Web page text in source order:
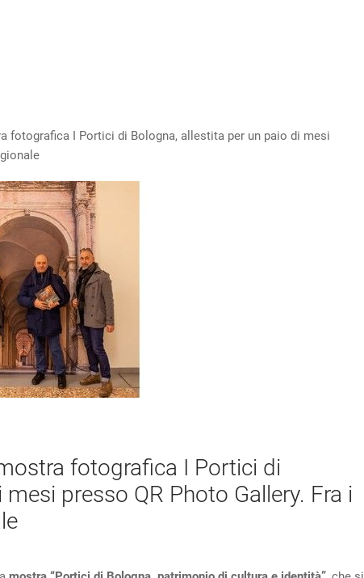
fotografica I Portici di Bologna, allestita per un paio di mesi
fotografica I Portici di
presso QR Photo Gallery. Fra i